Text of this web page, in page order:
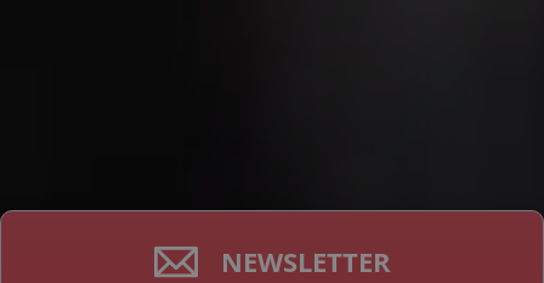
NEWSLETTER